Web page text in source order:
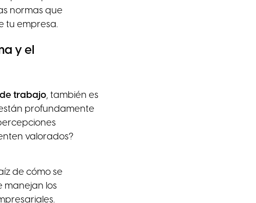
normas que
tu empresa.
y el
trabajo, también es
profundamente
valorados?
de cómo se
manejan los